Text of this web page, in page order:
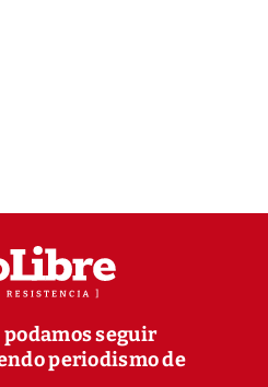
seguir
periodismo de